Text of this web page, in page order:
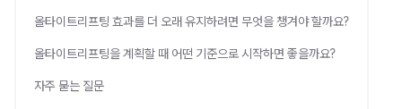
올타이트리프팅 효과를 더 오래 유지하려면 무엇을 챙겨야 할까요?
올타이트리프팅을 계획할 때 어떤 기준으로 시작하면 좋을까요?
자주 묻는 질문